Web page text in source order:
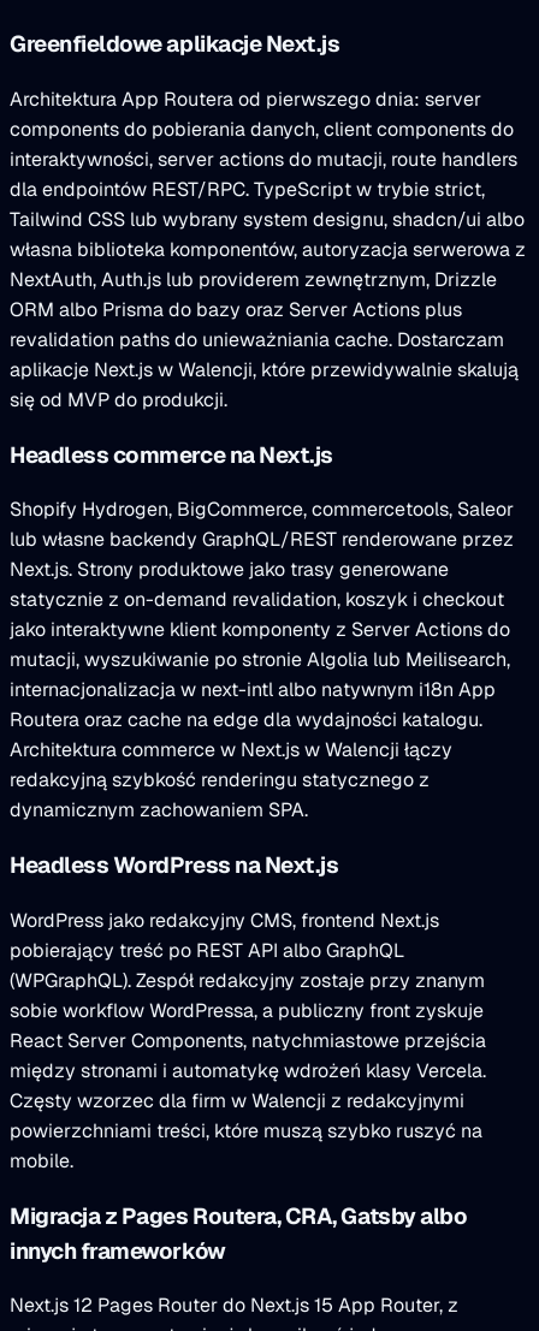
Greenfieldowe aplikacje Next.js
Architektura App Routera od pierwszego dnia: server
components do pobierania danych, client components do
interaktywności, server actions do mutacji, route handlers
dla endpointów REST/RPC. TypeScript w trybie strict,
Tailwind CSS lub wybrany system designu, shadcn/ui albo
własna biblioteka komponentów, autoryzacja serwerowa z
NextAuth, Auth.js lub providerem zewnętrznym, Drizzle
ORM albo Prisma do bazy oraz Server Actions plus
revalidation paths do unieważniania cache. Dostarczam
aplikacje Next.js w Walencji, które przewidywalnie skalują
się od MVP do produkcji.
Headless commerce na Next.js
Shopify Hydrogen, BigCommerce, commercetools, Saleor
lub własne backendy GraphQL/REST renderowane przez
Next.js. Strony produktowe jako trasy generowane
statycznie z on-demand revalidation, koszyk i checkout
jako interaktywne klient komponenty z Server Actions do
mutacji, wyszukiwanie po stronie Algolia lub Meilisearch,
internacjonalizacja w next-intl albo natywnym i18n App
Routera oraz cache na edge dla wydajności katalogu.
Architektura commerce w Next.js w Walencji łączy
redakcyjną szybkość renderingu statycznego z
dynamicznym zachowaniem SPA.
Headless WordPress na Next.js
WordPress jako redakcyjny CMS, frontend Next.js
pobierający treść po REST API albo GraphQL
(WPGraphQL). Zespół redakcyjny zostaje przy znanym
sobie workflow WordPressa, a publiczny front zyskuje
React Server Components, natychmiastowe przejścia
między stronami i automatykę wdrożeń klasy Vercela.
Częsty wzorzec dla firm w Walencji z redakcyjnymi
powierzchniami treści, które muszą szybko ruszyć na
mobile.
Migracja z Pages Routera, CRA, Gatsby albo
innych frameworków
Next.js 12 Pages Router do Next.js 15 App Router, z